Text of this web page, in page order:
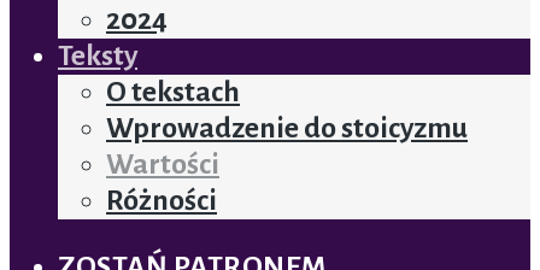
2024
Teksty
O tekstach
Wprowadzenie do stoicyzmu
Wartości
Różności